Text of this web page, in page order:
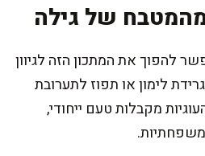
של גילה
להפוך את המתכון הזה לגיוון
לימון או תפוז לתערובת
מקבלות טעם ייחודי,
משפחתיות.